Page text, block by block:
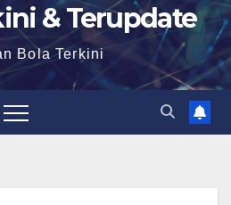
& Terupdate
Bola Terkini